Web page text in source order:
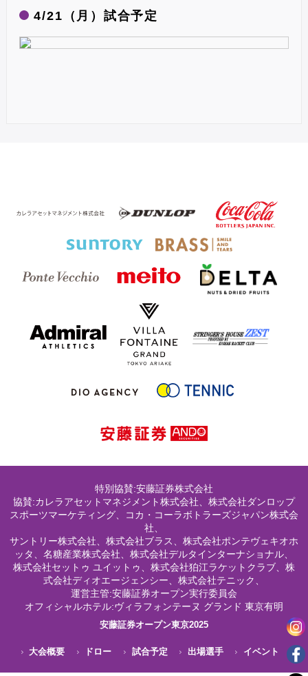
4/21（月）試合予定
特別協賛:安藤証券株式会社
協賛:カレラアセットマネジメント株式会社、株式会社ダンロップ
スポーツマーケティング、コカ・コーラボトラーズジャパン株式会
社、
サントリー株式会社、株式会社ブラス、株式会社ポンテヴェキオホ
ッタ、名糖産業株式会社、株式会社デルタインターナショナル、
株式会社セットゥ ユイットゥ、株式会社狛江ラケットクラブ、株
式会社ディオエージェンシー、株式会社テニック、
運営主管:安藤証券オープン実行委員会
オフィシャルホテル:ヴィラフォンテーヌ グランド 東京有明
安藤証券オープン東京2025
大会概要 ドロー 試合予定 出場選手 イベント